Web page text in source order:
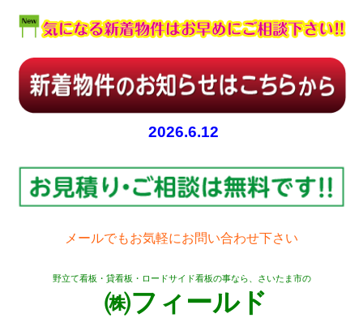
2026.6.12
メールでもお気軽にお問い合わせ下さい
野立て看板・貸看板・ロードサイド看板の事なら、さいたま市の
㈱フィールド